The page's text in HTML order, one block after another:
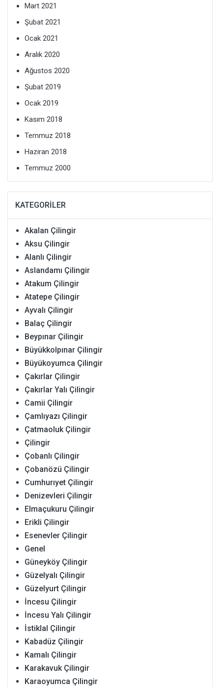
Mart 2021
Şubat 2021
Ocak 2021
Aralık 2020
Ağustos 2020
Şubat 2019
Ocak 2019
Kasım 2018
Temmuz 2018
Haziran 2018
Temmuz 2000
KATEGORILER
Akalan Çilingir
Aksu Çilingir
Alanlı Çilingir
Aslandamı Çilingir
Atakum Çilingir
Atatepe Çilingir
Ayvalı Çilingir
Balaç Çilingir
Beypınar Çilingir
Büyükkolpınar Çilingir
Büyükoyumca Çilingir
Çakırlar Çilingir
Çakırlar Yalı Çilingir
Camii Çilingir
Çamlıyazı Çilingir
Çatmaoluk Çilingir
Çilingir
Çobanlı Çilingir
Çobanözü Çilingir
Cumhurıyet Çilingir
Denizevleri Çilingir
Elmaçukuru Çilingir
Erikli Çilingir
Esenevler Çilingir
Genel
Güneyköy Çilingir
Güzelyalı Çilingir
Güzelyurt Çilingir
İncesu Çilingir
İncesu Yalı Çilingir
İstiklal Çilingir
Kabadüz Çilingir
Kamalı Çilingir
Karakavuk Çilingir
Karaoyumca Çilingir